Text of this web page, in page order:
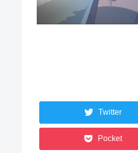
Twitter
Pocket